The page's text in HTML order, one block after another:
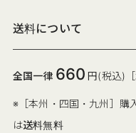
送料について
全国一律 660 円(税込)
※［本州・四国・九州］購
は送料無料